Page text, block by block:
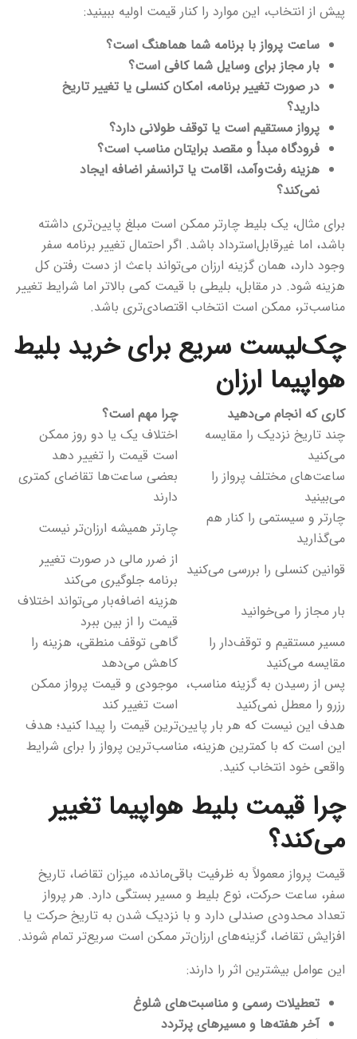
پیش از انتخاب، این موارد را کنار قیمت اولیه ببینید:
ساعت پرواز با برنامه شما هماهنگ است؟
بار مجاز برای وسایل شما کافی است؟
در صورت تغییر برنامه، امکان کنسلی یا تغییر تاریخ
دارید؟
پرواز مستقیم است یا توقف طولانی دارد؟
فرودگاه مبدأ و مقصد برایتان مناسب است؟
هزینه رفت‌وآمد، اقامت یا ترانسفر اضافه ایجاد
نمی‌کند؟
برای مثال، یک بلیط چارتر ممکن است مبلغ پایین‌تری داشته
باشد، اما غیرقابل‌استرداد باشد. اگر احتمال تغییر برنامه سفر
وجود دارد، همان گزینه ارزان می‌تواند باعث از دست رفتن کل
هزینه شود. در مقابل، بلیطی با قیمت کمی بالاتر اما شرایط تغییر
مناسب‌تر، ممکن است انتخاب اقتصادی‌تری باشد.
چک‌لیست سریع برای خرید بلیط
هواپیما ارزان
کاری که انجام می‌دهید
چرا مهم است؟
چند تاریخ نزدیک را مقایسه
می‌کنید
اختلاف یک یا دو روز ممکن
است قیمت را تغییر دهد
ساعت‌های مختلف پرواز را
می‌بینید
بعضی ساعت‌ها تقاضای کمتری
دارند
چارتر و سیستمی را کنار هم
می‌گذارید
چارتر همیشه ارزان‌تر نیست
قوانین کنسلی را بررسی می‌کنید
از ضرر مالی در صورت تغییر
برنامه جلوگیری می‌کند
بار مجاز را می‌خوانید
هزینه اضافه‌بار می‌تواند اختلاف
قیمت را از بین ببرد
مسیر مستقیم و توقف‌دار را
مقایسه می‌کنید
گاهی توقف منطقی، هزینه را
کاهش می‌دهد
پس از رسیدن به گزینه مناسب،
رزرو را معطل نمی‌کنید
موجودی و قیمت پرواز ممکن
است تغییر کند
هدف این نیست که هر بار پایین‌ترین قیمت را پیدا کنید؛ هدف
این است که با کمترین هزینه، مناسب‌ترین پرواز را برای شرایط
واقعی خود انتخاب کنید.
چرا قیمت بلیط هواپیما تغییر
می‌کند؟
قیمت پرواز معمولاً به ظرفیت باقی‌مانده، میزان تقاضا، تاریخ
سفر، ساعت حرکت، نوع بلیط و مسیر بستگی دارد. هر پرواز
تعداد محدودی صندلی دارد و با نزدیک شدن به تاریخ حرکت یا
افزایش تقاضا، گزینه‌های ارزان‌تر ممکن است سریع‌تر تمام شوند.
این عوامل بیشترین اثر را دارند:
تعطیلات رسمی و مناسبت‌های شلوغ
آخر هفته‌ها و مسیرهای پرتردد